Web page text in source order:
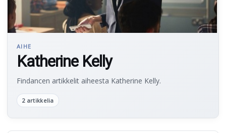
AIHE
Katherine Kelly
Findancen artikkelit aiheesta Katherine Kelly.
2 artikkelia